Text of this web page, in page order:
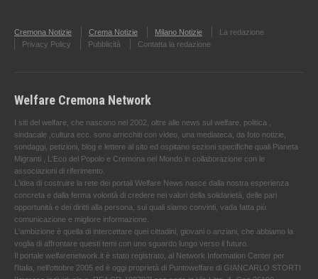
Cremona Notizie Crema Notizie Milano Notizie
La redazione
Privacy Policy
Pubblicità Contatta la redazione
Welfare Cremona Network
I siti del welfare, che nascono nel 2002, oltre alle news sul welfare, politica ,
sindacale ,cultura ecc. sono arricchiti con video, una mediateca, da foto notizie,
sondaggi, petizioni, blog e lettere al sito ed ospitano sezioni specifiche quali Pianeta
Migranti , L'Eco del Popolo e Cremona nel Mondo in collaborazione con le
associazioni di riferimento.
L'idea di costruire la rete dei portali Welfare News nasce dalla nostra esperienza
concreta e dalla ferma volontà di credere nei valori della solidarietà, delle pari
opportunità e dei diritti alla persona, sui quali siamo convinti, vada fatta più
comunicazione e migliore informazione.
L'ambizione è quella di intercettare quei cittadini, giovani o anziani, che abbiamo la
voglia di affrontare questi temi con uno sguardo lungo verso il futuro.
Il portale welfarenetwork.it è stato registrato, al Network Information Center per
l'Italia, nell’ottobre 2005 ed è oggi proprietà di Puntowelfare di GIANCARLO STORTI